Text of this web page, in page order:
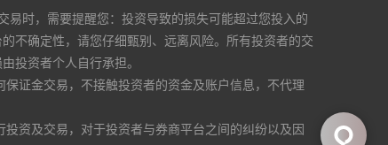
时，需要提醒您：投资导致的损失可能超过您投入的
不确定性，请您仔细甄别、远离风险。所有投资者的交
投资者个人自行承担。
证金交易，不接触投资者的资金及账户信息，不代理
资及交易，对于投资者与券商平台之间的纠纷以及因